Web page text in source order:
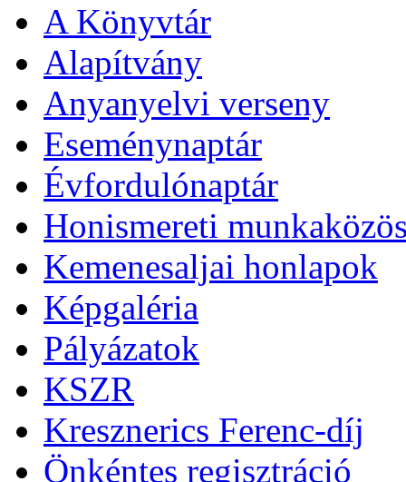
A Könyvtár
Alapítvány
Anyanyelvi verseny
Eseménynaptár
Évfordulónaptár
Honismereti
Kemenesaljai honlapok
Képgaléria
Pályázatok
KSZR
Kresznerics Ferenc-díj
Önkéntes regisztráció